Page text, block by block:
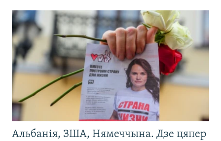
Альбанія, ЗША, Нямеччына. Дзе цяпер